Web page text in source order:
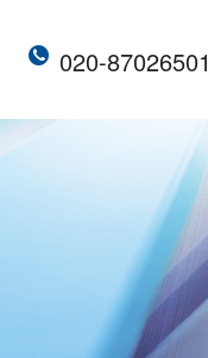
020-87026501